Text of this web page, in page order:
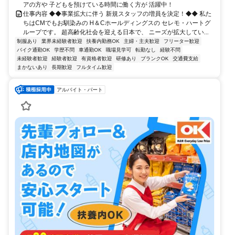
アの方や 子どもを預けている時間に働く方が 活躍中！
仕事内容 ◆◆事業拡大に伴う 新規スタッフの増員を決定！◆◆ 私た
ちはCMでもお馴染みの H＆Cホールディングスの セレモ・ハートグ
ループです。 超高齢化社会を迎える日本で、 ニーズが拡大してい...
制服あり 業界未経験者歓迎 扶養内勤務OK 主婦・主夫歓迎
フリーター歓迎
バイク通勤OK
学歴不問 車通勤OK 職場見学可 転勤なし
経験不問
未経験者歓迎
経験者歓迎 有資格者歓迎 研修あり ブランクOK
交通費支給
まかないあり
長期歓迎 フルタイム歓迎
アルバイト・パート